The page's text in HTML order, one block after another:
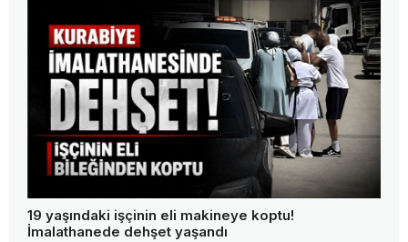
19 yaşındaki işçinin eli makineye koptu!
İmalathanede dehşet yaşandı